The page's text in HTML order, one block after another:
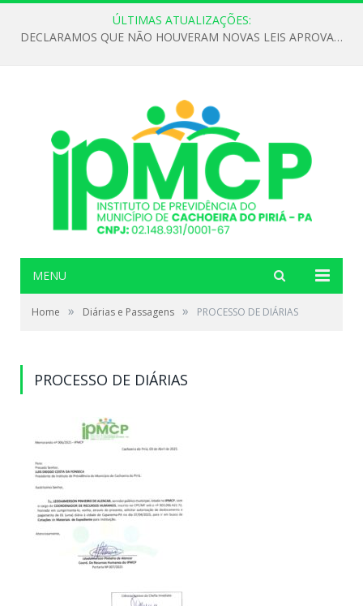
ÚLTIMAS ATUALIZAÇÕES:
DECLARAMOS QUE NÃO HOUVERAM NOVAS LEIS APROVADAS ATÉ O MOMENTO PARA O INSTITUTO DE PREVIDÊNCIA NO ANO DE 2026
MENU
Home » Diárias e Passagens » PROCESSO DE DIÁRIAS
PROCESSO DE DIÁRIAS